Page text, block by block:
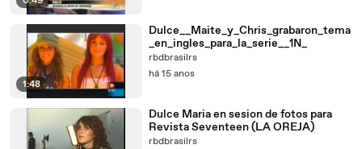
1:48
Dulce__Maite_y_Chris_grabaron_tema
_en_ingles_para_la_serie__1N_
rbdbrasilrs
há 15 anos
Dulce Maria en sesion de fotos para
Revista Seventeen (LA OREJA)
rbdbrasilrs